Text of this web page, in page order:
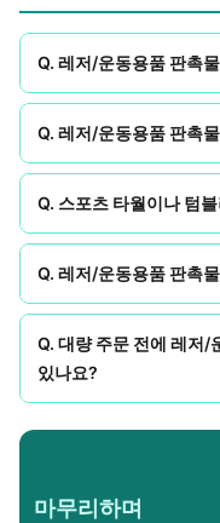
Q. 레저/운동용품 판촉
Q. 레저/운동용품 판촉
Q. 스포츠 타월이나 텀
Q. 레저/운동용품 판촉
Q. 대량 주문 전에 레저/
있나요?
마무리하며